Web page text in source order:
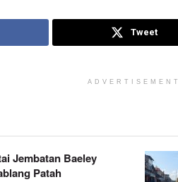
Tweet
ADVERTISEMENT
Jembatan Baeley
Patah